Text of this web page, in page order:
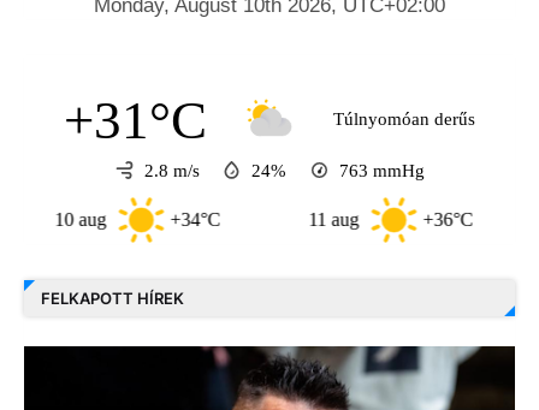
+31°C Túlnyomóan derűs
2.8 m/s 24% 763 mmHg
+34°C +36°C
FELKAPOTT HÍREK